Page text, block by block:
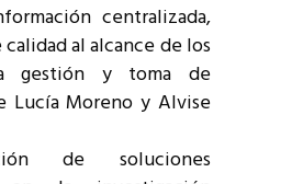
centralizada,
al alcance de los
gestión y toma de
Lucía Moreno y Alvise
de soluciones